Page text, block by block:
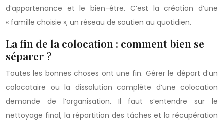
d’appartenance et le bien-être. C’est la création d’une
« famille choisie », un réseau de soutien au quotidien.
La fin de la colocation : comment bien se
séparer ?
Toutes les bonnes choses ont une fin. Gérer le départ d’un
colocataire ou la dissolution complète d’une colocation
demande de l’organisation. Il faut s’entendre sur le
nettoyage final, la répartition des tâches et la récupération